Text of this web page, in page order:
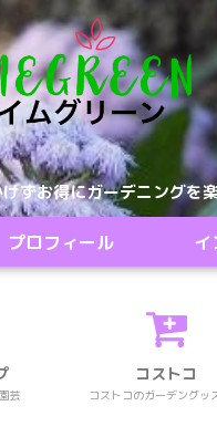
ずお得にガーデニングを
プロフィール イ
芸
コストコ
コストコのガーデングッ